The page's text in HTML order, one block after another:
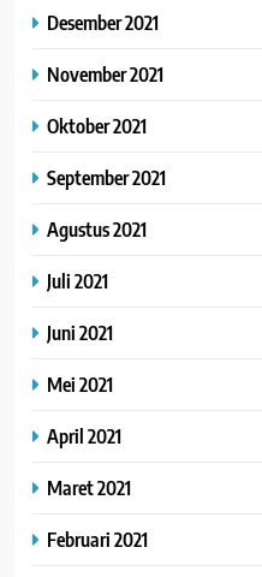
Desember 2021
November 2021
Oktober 2021
September 2021
Agustus 2021
Juli 2021
Juni 2021
Mei 2021
April 2021
Maret 2021
Februari 2021